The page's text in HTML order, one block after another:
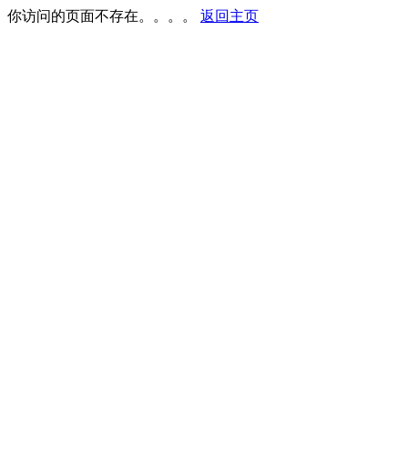
你访问的页面不存在。。。。 返回主页